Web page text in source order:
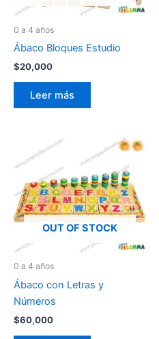
0 a 4 años
Ábaco Bloques Estudio
$20,000
Leer más
OUT OF STOCK
0 a 4 años
Ábaco con Letras y
Números
$60,000